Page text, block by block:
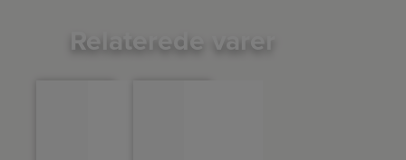
Relaterede varer